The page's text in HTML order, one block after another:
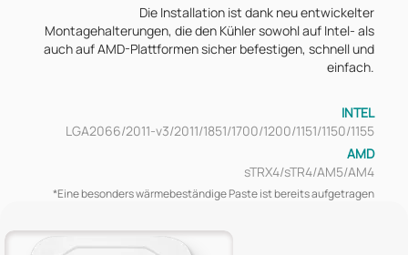
Die Installation ist dank neu entwickelter
Montagehalterungen, die den Kühler sowohl auf Intel- als
auch auf AMD-Plattformen sicher befestigen, schnell und
einfach.
INTEL
LGA2066/2011-v3/2011/1851/1700/1200/1151/1150/1155
AMD
sTRX4/sTR4/AM5/AM4
*Eine besonders wärmebeständige Paste ist bereits aufgetragen